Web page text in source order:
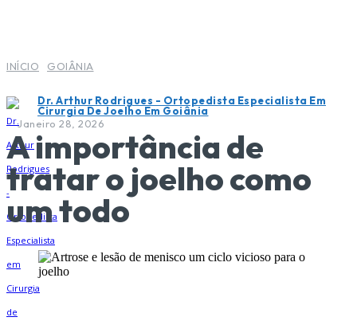
INÍCIO GOIÂNIA
Dr. Arthur Rodrigues - Ortopedista Especialista Em
Cirurgia De Joelho Em Goiânia
Janeiro 28, 2026
A importância de
tratar o joelho como
um todo